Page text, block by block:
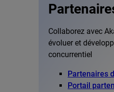
Collaborez avec
évoluer et
concurrentiel
Partenaires
Portail